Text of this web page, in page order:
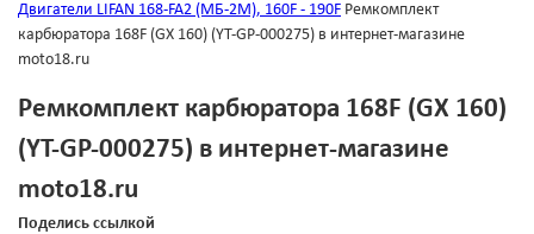
Двигатели LIFAN 168-FA2 (МБ-2М), 160F - 190F Ремкомплект
карбюратора 168F (GX 160) (YT-GP-000275) в интернет-магазине
moto18.ru
Ремкомплект карбюратора 168F (GX 160)
(YT-GP-000275) в интернет-магазине
moto18.ru
Поделись ссылкой